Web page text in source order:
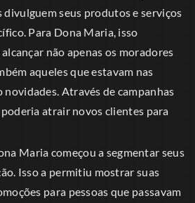
divulguem seus produtos e serviços
Para Dona Maria, isso
não apenas os moradores
aqueles que estavam nas
novidades. Através de campanhas
atrair novos clientes para
Maria começou a segmentar seus
Isso a permitiu mostrar suas
para pessoas que passavam